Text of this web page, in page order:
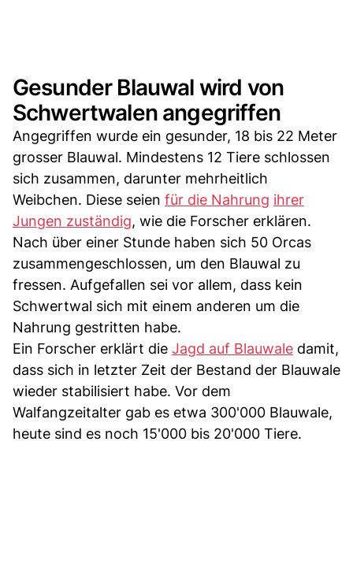
Gesunder Blauwal wird von
Schwertwalen angegriffen
Angegriffen wurde ein gesunder, 18 bis 22 Meter
grosser Blauwal. Mindestens 12 Tiere schlossen
sich zusammen, darunter mehrheitlich
Weibchen. Diese seien für die Nahrung ihrer
Jungen zuständig, wie die Forscher erklären.
Nach über einer Stunde haben sich 50 Orcas
zusammengeschlossen, um den Blauwal zu
fressen. Aufgefallen sei vor allem, dass kein
Schwertwal sich mit einem anderen um die
Nahrung gestritten habe.
Ein Forscher erklärt die Jagd auf Blauwale damit,
dass sich in letzter Zeit der Bestand der Blauwale
wieder stabilisiert habe. Vor dem
Walfangzeitalter gab es etwa 300'000 Blauwale,
heute sind es noch 15'000 bis 20'000 Tiere.